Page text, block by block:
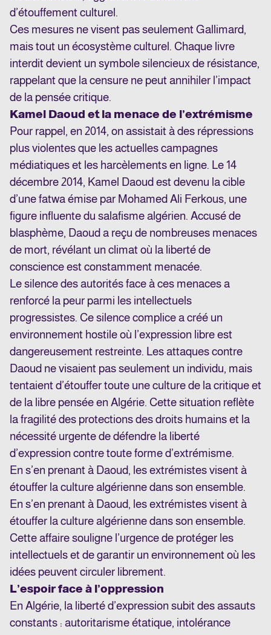
d’étouffement culturel.
Ces mesures ne visent pas seulement Gallimard,
mais tout un écosystème culturel. Chaque livre
interdit devient un symbole silencieux de résistance,
rappelant que la censure ne peut annihiler l’impact
de la pensée critique.
Kamel Daoud et la menace de l’extrémisme
Pour rappel, en 2014, on assistait à des répressions
plus violentes que les actuelles campagnes
médiatiques et les harcèlements en ligne. Le 14
décembre 2014, Kamel Daoud est devenu la cible
d’une fatwa émise par Mohamed Ali Ferkous, une
figure influente du salafisme algérien. Accusé de
blasphème, Daoud a reçu de nombreuses menaces
de mort, révélant un climat où la liberté de
conscience est constamment menacée.
Le silence des autorités face à ces menaces a
renforcé la peur parmi les intellectuels
progressistes. Ce silence complice a créé un
environnement hostile où l’expression libre est
dangereusement restreinte. Les attaques contre
Daoud ne visaient pas seulement un individu, mais
tentaient d’étouffer toute une culture de la critique et
de la libre pensée en Algérie. Cette situation reflète
la fragilité des protections des droits humains et la
nécessité urgente de défendre la liberté
d’expression contre toute forme d’extrémisme.
En s’en prenant à Daoud, les extrémistes visent à
étouffer la culture algérienne dans son ensemble.
En s’en prenant à Daoud, les extrémistes visent à
étouffer la culture algérienne dans son ensemble.
Cette affaire souligne l’urgence de protéger les
intellectuels et de garantir un environnement où les
idées peuvent circuler librement.
L’espoir face à l’oppression
En Algérie, la liberté d’expression subit des assauts
constants : autoritarisme étatique, intolérance